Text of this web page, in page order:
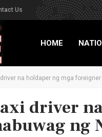
Us
HOME
na holdaper ng mga foreigner
driver
ng